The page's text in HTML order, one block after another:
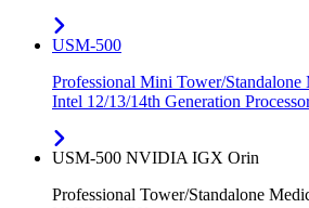
USM-500
Professional Mini Tower/
Intel 12/13/14th Generation
USM-500 NVIDIA IGX Orin
Professional Tower/Standalone